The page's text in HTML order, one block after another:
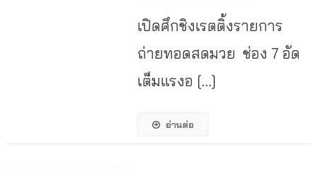
เปิดศึกชิงเรตติ้งรายการ
ถ่ายทอดสดมวย ช่อง 7 อัด
เต็มแรงอ […]
อ่านต่อ